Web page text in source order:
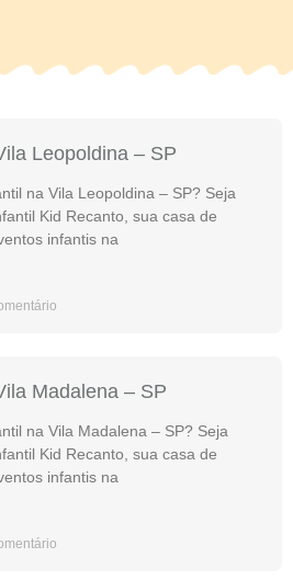
Leopoldina – SP
na Vila Leopoldina – SP? Seja
Kid Recanto, sua casa de
infantis na
Madalena – SP
na Vila Madalena – SP? Seja
Kid Recanto, sua casa de
infantis na